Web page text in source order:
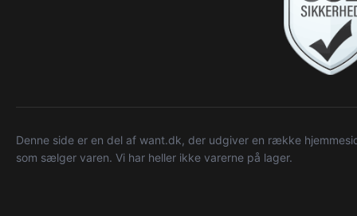
Denne side er en del af want.dk, der udgiver en række
som sælger varen. Vi har heller ikke varerne på lager.